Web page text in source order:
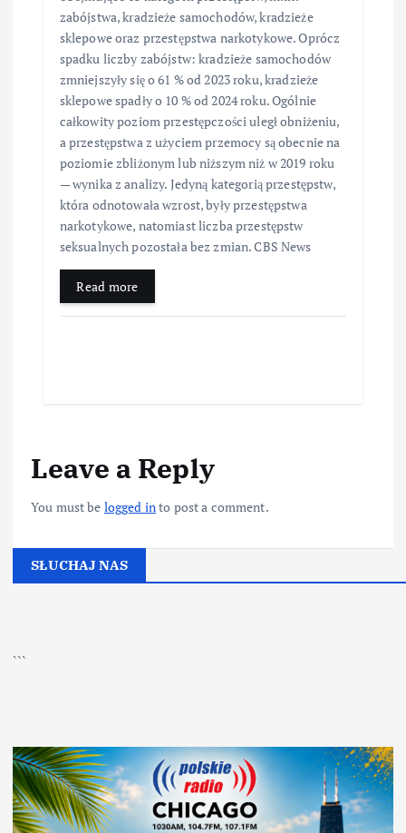
zabójstwa, kradzieże samochodów, kradzieże
sklepowe oraz przestępstwa narkotykowe. Oprócz
spadku liczby zabójstw: kradzieże samochodów
zmniejszyły się o 61 % od 2023 roku, kradzieże
sklepowe spadły o 10 % od 2024 roku. Ogólnie
całkowity poziom przestępczości uległ obniżeniu,
a przestępstwa z użyciem przemocy są obecnie na
poziomie zbliżonym lub niższym niż w 2019 roku
— wynika z analizy. Jedyną kategorią przestępstw,
która odnotowała wzrost, były przestępstwa
narkotykowe, natomiast liczba przestępstw
seksualnych pozostała bez zmian. CBS News
Read more
Leave a Reply
You must be logged into post a comment.
SŁUCHAJ NAS
```